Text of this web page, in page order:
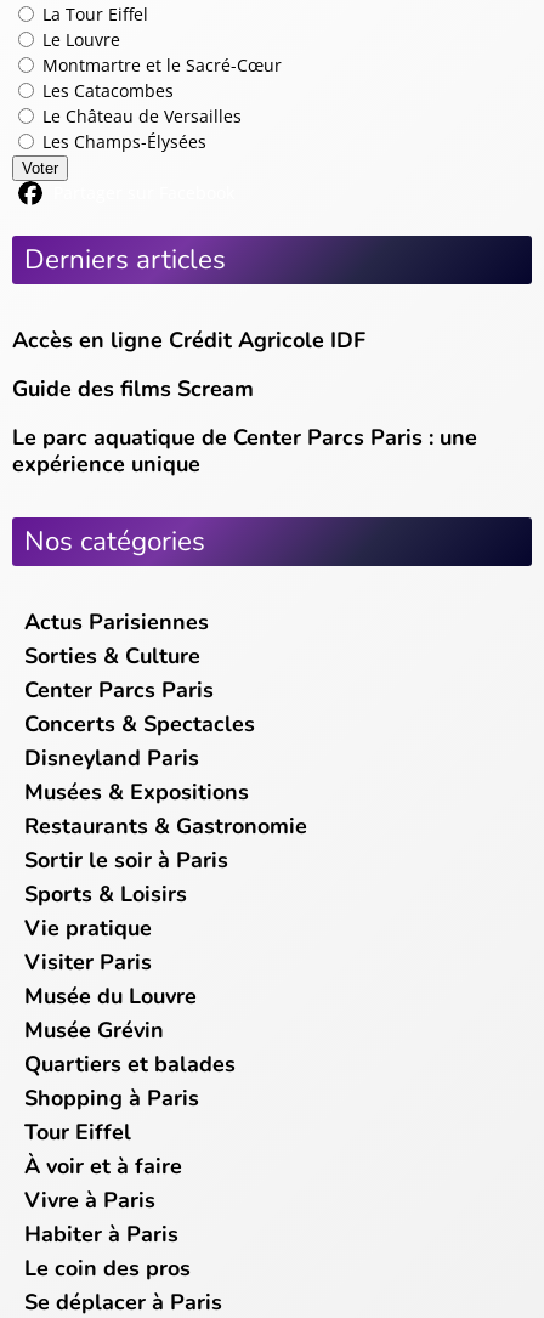
La Tour Eiffel
Le Louvre
Montmartre et le Sacré-Cœur
Les Catacombes
Le Château de Versailles
Les Champs-Élysées
Voter
Derniers articles
Accès en ligne Crédit Agricole IDF
Guide des films Scream
Le parc aquatique de Center Parcs Paris : une
expérience unique
Nos catégories
Actus Parisiennes
Sorties & Culture
Center Parcs Paris
Concerts & Spectacles
Disneyland Paris
Musées & Expositions
Restaurants & Gastronomie
Sortir le soir à Paris
Sports & Loisirs
Vie pratique
Visiter Paris
Musée du Louvre
Musée Grévin
Quartiers et balades
Shopping à Paris
Tour Eiffel
À voir et à faire
Vivre à Paris
Habiter à Paris
Le coin des pros
Se déplacer à Paris